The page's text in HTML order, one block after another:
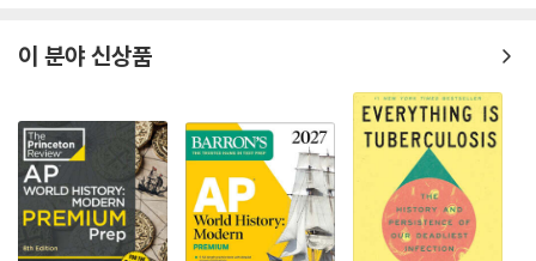
이 분야 신상품